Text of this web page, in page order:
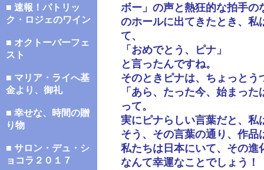
■ 速報！パトリッ
ク・ロジェのワイン
■ オクトーバーフェ
スト
■ マリア・ライへ基
金より、御礼
■ 幸せな、時間の贈
り物
■ サロン・デュ・シ
ョコラ２０１７
ボー」の声と熱狂的な拍手の
のホールに出てきたとき、私
て、
「おめでとう、ピナ」
と言ったんですね。
そのときピナは、ちょっと
「あら、たった今、始まっ
って。
実にピナらしい言葉だと、私
そう、その言葉の通り、作
私たちは日本にいて、その進
なんて幸運なことでしょう！